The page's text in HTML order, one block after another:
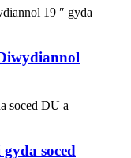
soced